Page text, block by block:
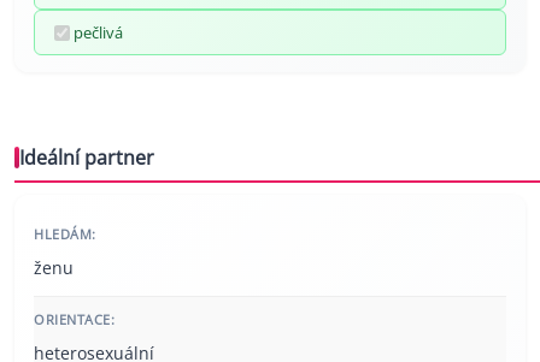
pečlivá
Ideální partner
HLEDÁM:
ženu
ORIENTACE:
heterosexuální